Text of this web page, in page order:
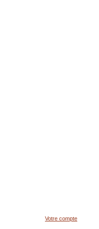
Votre compte